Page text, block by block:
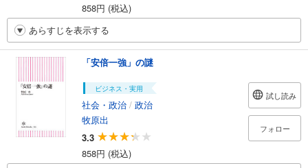
858円 (税込)
あらすじを表示する
「安倍一強」の謎
ビジネス・実用
社会・政治 / 政治
牧原出
3.3
858円 (税込)
試し読み
フォロー